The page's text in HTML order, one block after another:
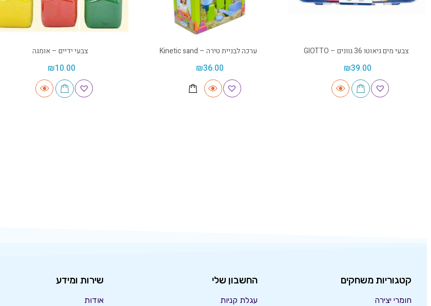
צבעי מים גיאוטו 36 גוונים – GIOTTO
₪39.00
ערכה לבניית טירה – Kinetic sand
₪36.00
צבעי ידיים – אומגה
₪10.00
קטגוריות משחקים
חומרי יצירה
החשבון שלי
עגלת קניות
שירות ומידע
אודות